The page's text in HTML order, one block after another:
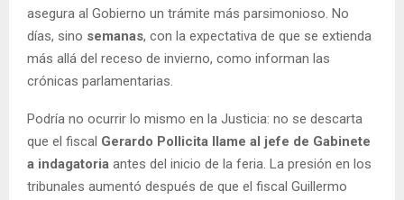
asegura al Gobierno un trámite más parsimonioso. No
días, sino semanas, con la expectativa de que se extienda
más allá del receso de invierno, como informan las
crónicas parlamentarias.
Podría no ocurrir lo mismo en la Justicia: no se descarta
que el fiscal Gerardo Pollicita llame al jefe de Gabinete
a indagatoria antes del inicio de la feria. La presión en los
tribunales aumentó después de que el fiscal Guillermo